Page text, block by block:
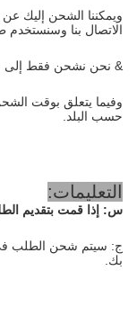
الاتصال بنا وسنستخدم
& نحن نشحن فقط إلى
حسب البلد.
التعليمات:
س: إذا قمت بتقديم
بك.